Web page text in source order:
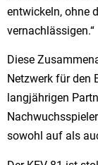
entwickeln, ohne
vernachlässigen.“
Diese
Netzwerk für den
langjährigen
sowohl auf als